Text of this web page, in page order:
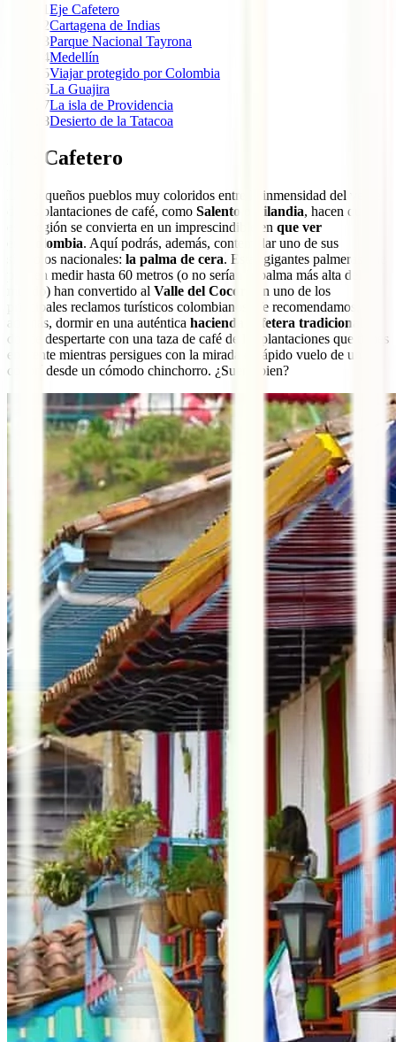
Eje Cafetero
2Cartagena de Indias
3Parque Nacional Tayrona
4Medellín
5Viajar protegido por Colombia
6La Guajira
7La isla de Providencia
8Desierto de la Tatacoa
Eje Cafetero
Los pequeños pueblos muy coloridos entre la inmensidad del verde
de las plantaciones de café, como Salento Filandia, hacen que
esta región se convierta en un imprescindible en que ver
en Colombia. Aquí podrás, además, contemplar uno de sus
símbolos nacionales: la palma de cera. Estas gigantes palmeras que
pueden medir hasta 60 metros (o no serían la palma más alta del
mundo) han convertido al Valle del Cocora
en uno de los
principales reclamos turísticos colombianos. Te recomendamos,
además, dormir en una auténtica hacienda cafetera tradicional
donde despertarte con una taza de café de las plantaciones que tienes
en frente mientras persigues con la mirada el rápido vuelo de un
colibrí desde un cómodo chinchorro. ¿Suena bien?